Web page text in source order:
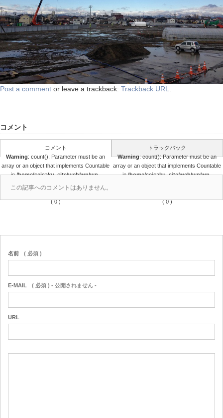
Post a comment or leave a trackback: Trackback URL
コメント
コメント
Warning: count(): Parameter must be an
array or an object that implements Countable
in/home/seisaku_site/web/wp/wp-
content/themes/seisaku/comments.php
36
( 0 )
トラックバック
Warning: count(): Parameter must be an
array or an object that implements Countable
in/home/seisaku_site/web/wp/wp-
( 0 )
この記事へのコメントはありません。
名前 ( 必須 )
E-MAIL ( 必須 ) - 公開されません -
URL